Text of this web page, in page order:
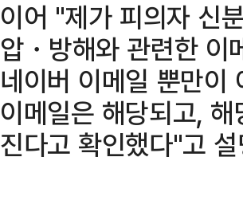
이어 "제가 피의자 신
압・방해와 관련한 이
네이버 이메일 뿐만이
이메일은 해당되고,
진다고 확인했다"고